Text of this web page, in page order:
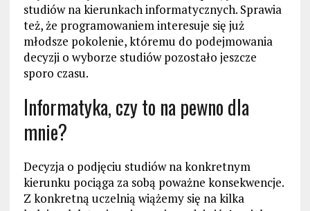
studiów na kierunkach informatycznych. Sprawia
też, że programowaniem interesuje się już
młodsze pokolenie, któremu do podejmowania
decyzji o wyborze studiów pozostało jeszcze
sporo czasu.
Informatyka, czy to na pewno dla
mnie?
Decyzja o podjęciu studiów na konkretnym
kierunku pociąga za sobą poważne konsekwencje.
Z konkretną uczelnią wiążemy się na kilka